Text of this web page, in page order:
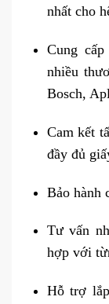
nhất cho
Cung
nhiều
Bosch,
Cam kết
đầy đủ
Bảo hành
Tư vấn
hợp với
Hỗ trợ